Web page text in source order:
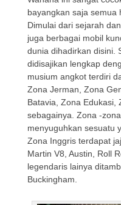
bayangkan saja semua
Dimulai dari sejarah
juga berbagai mobil
dunia dihadirkan disini.
didisajikan lengkap
musium angkot terdiri
Zona Jerman, Zona
Batavia, Zona Edukasi,
sebagainya. Zona -
menyuguhkan sesuatu
Zona Inggris terdapat
Martin V8, Austin, Roll
legendaris lainya
Buckingham.